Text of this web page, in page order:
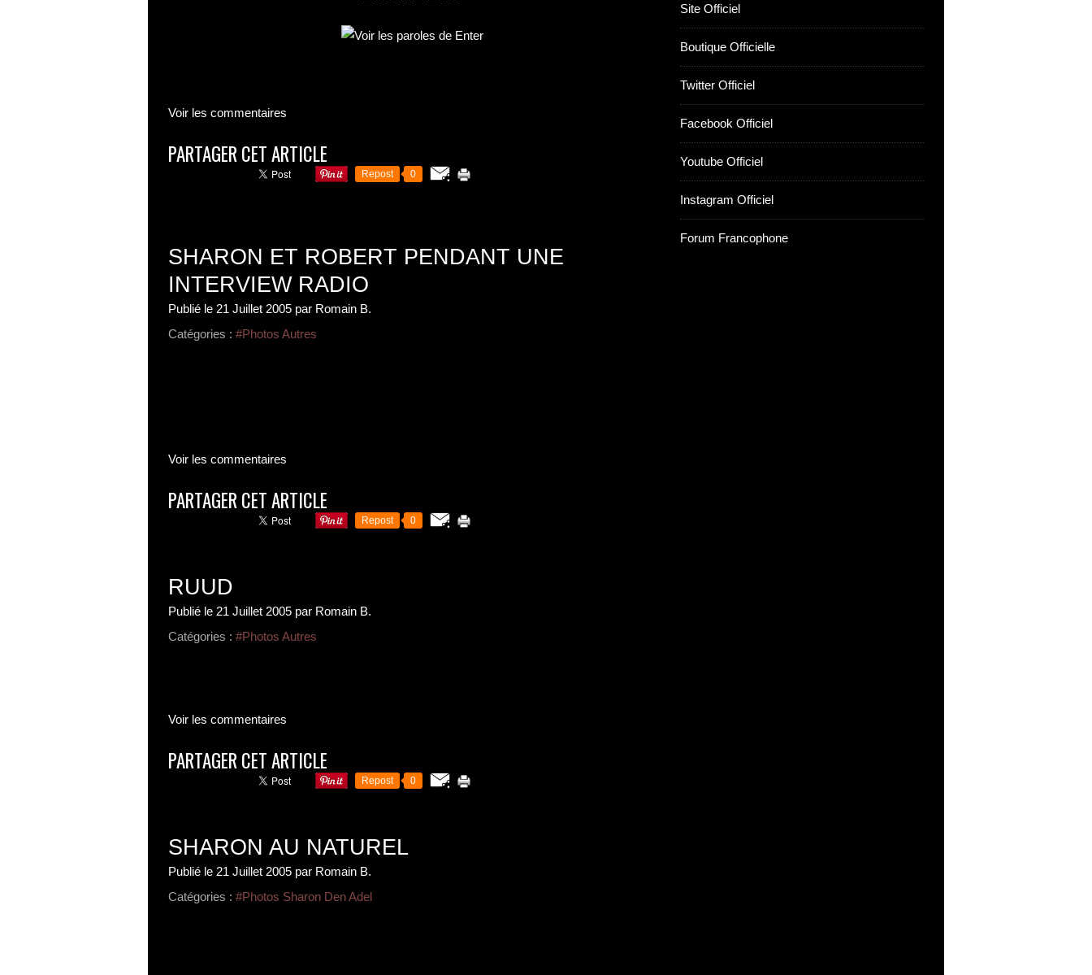
Voir les commentaires
PARTAGER CET ARTICLE
Repost 0
SHARON ET ROBERT PENDANT UNE
INTERVIEW RADIO
Publié le 21 Juillet 2005 par Romain B.
Catégories : #Photos Autres
Voir les commentaires
PARTAGER CET ARTICLE
Repost 0
RUUD
Publié le 21 Juillet 2005 par Romain B.
Catégories : #Photos Autres
Voir les commentaires
PARTAGER CET ARTICLE
Repost 0
SHARON AU NATUREL
Publié le 21 Juillet 2005 par Romain B.
Catégories : #Photos Sharon Den Adel
Site Officiel
Boutique Officielle
Twitter Officiel
Facebook Officiel
Youtube Officiel
Instagram Officiel
Forum Francophone